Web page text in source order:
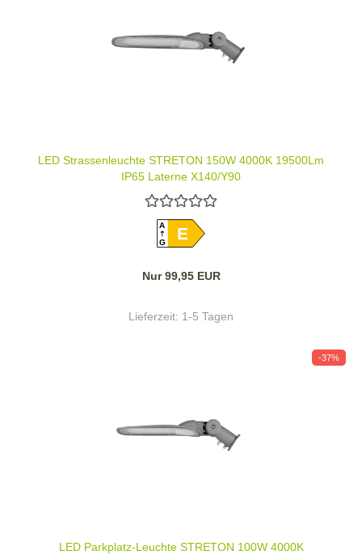
LED Strassenleuchte STRETON 150W 4000K 19500Lm
IP65 Laterne X140/Y90
A
GE
Nur 99,95 EUR
Lieferzeit: 1-5 Tagen
-37%
LED Parkplatz-Leuchte STRETON 100W 4000K